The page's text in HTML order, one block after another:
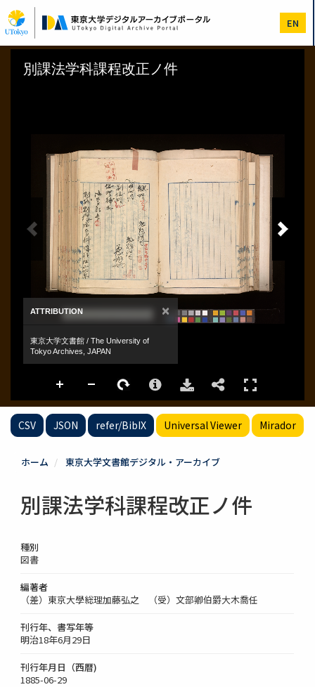
イ
ン
コ
EN
CSV JSON refer/BibIX Universal Viewer Mirador
ホーム 東京大学文書館デジタル・アーカイブ
別課法学科課程改正ノ件
種別
図書
編著者
（差）東京大學総理加藤弘之 （受）文部卿伯爵大木喬任
刊行年、書写年等
明治18年6月29日
刊行年月日（西暦)
1885-06-29